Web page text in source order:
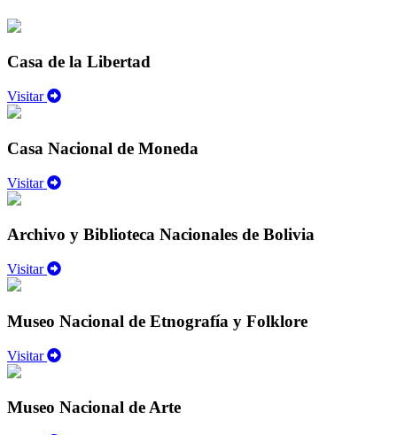
Casa de la Libertad
Visitar
Casa Nacional de Moneda
Visitar
Archivo y Biblioteca Nacionales de Bolivia
Visitar
Museo Nacional de Etnografía y Folklore
Visitar
Museo Nacional de Arte